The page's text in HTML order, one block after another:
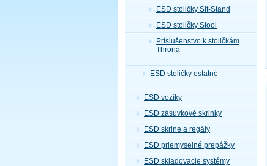
ESD stoličky Sit-Stand
ESD stoličky Stool
Príslušenstvo k stoličkám
Throna
ESD stoličky ostatné
ESD vozíky
ESD zásuvkové skrinky
ESD skrine a regály
ESD priemyselné prepážky
ESD skladovacie systémy